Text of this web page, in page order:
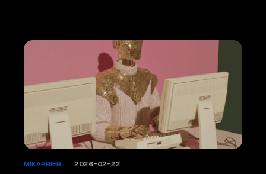
MIKARRIER 2026-02-22